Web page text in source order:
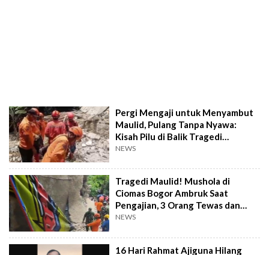
Pergi Mengaji untuk Menyambut
Maulid, Pulang Tanpa Nyawa:
Kisah Pilu di Balik Tragedi
Mushola Ciomas
NEWS
Tragedi Maulid! Mushola di
Ciomas Bogor Ambruk Saat
Pengajian, 3 Orang Tewas dan
Puluhan Luka-Luka
NEWS
16 Hari Rahmat Ajiguna Hilang